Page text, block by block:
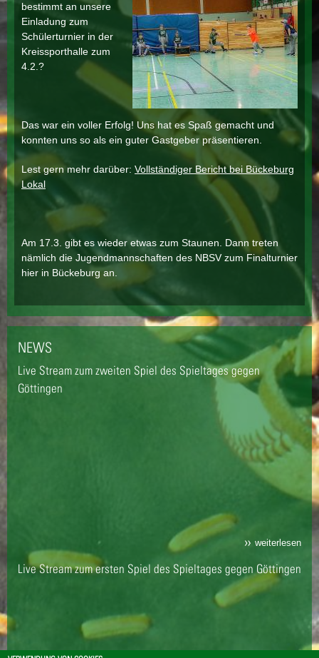
bestimmt an unsere
Einladung zum
Schülerturnier in der
Kreissporthalle zum
4.2.?
Das war ein voller Erfolg! Uns hat es Spaß gemacht und
konnten uns so als ein guter Gastgeber präsentieren.
Lest gern mehr darüber: Vollständiger Bericht bei Bückeburg
Lokal
Am 17.3. gibt es wieder etwas zum Staunen. Dann treten
nämlich die Jugendmannschaften des NBSV zum Finalturnier
hier in Bückeburg an.
NEWS
Live Stream zum zweiten Spiel des Spieltages gegen
Göttingen
weiterlesen
Live Stream zum ersten Spiel des Spieltages gegen Göttingen